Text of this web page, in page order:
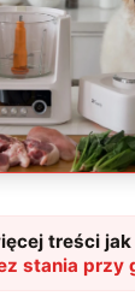
treści jak
stania przy
Pet